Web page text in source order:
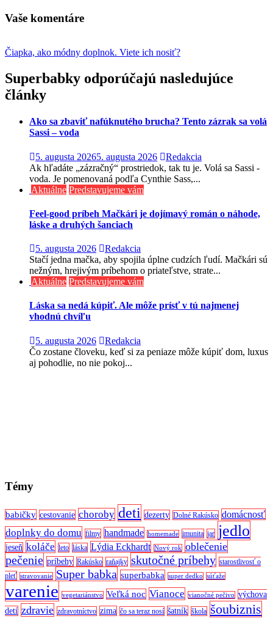
Vaše komentáre
Navigácia
v
článku
Čiapka, ako módny doplnok. Viete ich nosiť?
Superbabky odporúčajú nasledujúce
články
Ako sa zbaviť nafúknutého brucha? Tento zázrak sa volá
Sassi – voda
5. augusta 20265. augusta 2026
Redakcia
Ak hľadáte „zázračný“ prostriedok, tak tu je. Volá sa Sassi -
voda. Je pomenovaná podľa Cynthie Sass,...
Aktuálne Predstavujeme vám
Feel-good príbeh Mačkári je dojímavý román o náhode,
láske a druhých šanciach
5. augusta 2026
Redakcia
Stačí jedna mačka, aby spojila úplne cudzích ľudí. Mačkári sú
nežným, hrejivým príbehom o priateľstve, strate...
Aktuálne Predstavujeme vám
Láska sa nedá kúpiť. Ale môže prísť v tú najmenej
vhodnú chvíľu
5. augusta 2026
Redakcia
Čo zostane človeku, keď si za peniaze môže kúpiť dom, luxus
aj pohodlie, no nie pokoj...
Témy
babičky cestovanie choroby deti dezerty Dolné Rakúsko domácnosť
doplnky do domu filmy handmade homemade imunita jar jedlo
jeseň koláče leto láska Lýdia Eckhardt Nový rok oblečenie
pečenie príbehy Rakúsko raňajky skutočné príbehy starostlivosť o
pleť stravovanie Super babka superbabka super dedko súťaže
varenie vegetariánstvo Veľká noc Vianoce vianočné pečivo
výchova
detí zdravie zdravotníctvo zima čo sa teraz nosí šatník škola šoubiznis